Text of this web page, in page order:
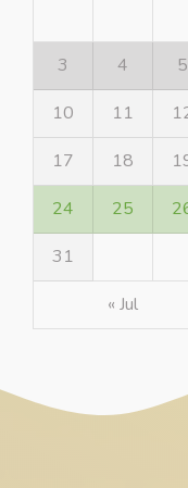
3
4 5
10
11
17
18
24
25
31
« Jul